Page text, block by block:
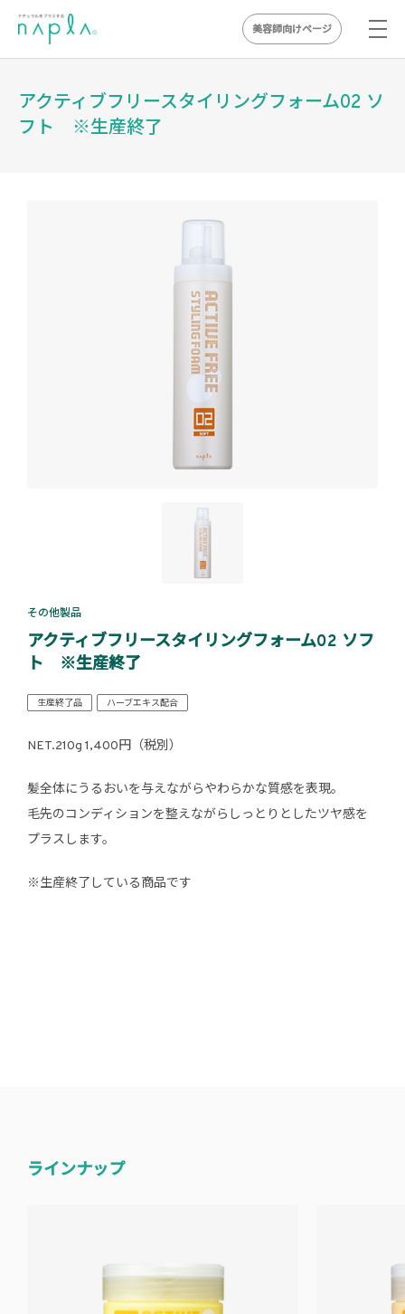
content
美容師向けページ
アクティブフリースタイリングフォーム02 ソ
フト ※生産終了
その他製品
アクティブフリースタイリングフォーム02 ソフ
ト ※生産終了
生産終了品 ハーブエキス配合
NET.210g 1,400円（税別）
髪全体にうるおいを与えながらやわらかな質感を表現。
毛先のコンディションを整えながらしっとりとしたツヤ感を
プラスします。
※生産終了している商品です
ラインナップ